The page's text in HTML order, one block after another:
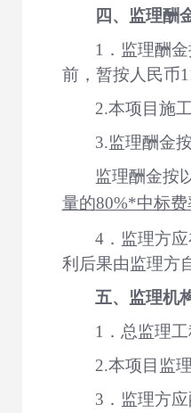
四、监理酬
1．监理酬
前，暂按人民币
2.本项目施
3.监理酬金
监理酬金按
量的80%*中标费
4．监理方
利后果由监理方
五、监理机
1．总监理工
2.本项目监
3．监理方